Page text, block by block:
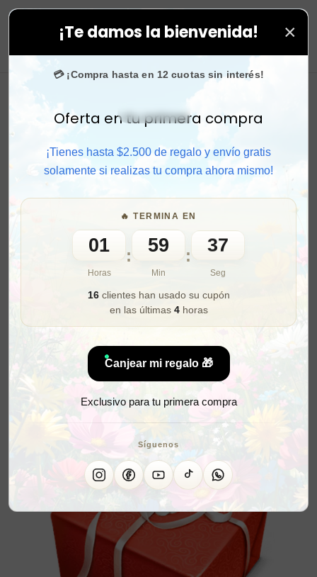
¡Te damos la bienvenida! ×
💳 ¡Compra hasta en 12 cuotas sin interés!
Activar sonido
Oferta en tu primera compra
¡Tienes hasta $2.500 de regalo y envío gratis
solamente si realizas tu compra ahora mismo!
🔥 TERMINA EN
01
Horas
: 59
Min
: 36
Seg
16clientes han usado su cupón
en las últimas 4horas
Canjear mi regalo 🎁
Exclusivo para tu primera compra
Síguenos
tus compras. ⚡ Compra rápido y aprovecha. 💙